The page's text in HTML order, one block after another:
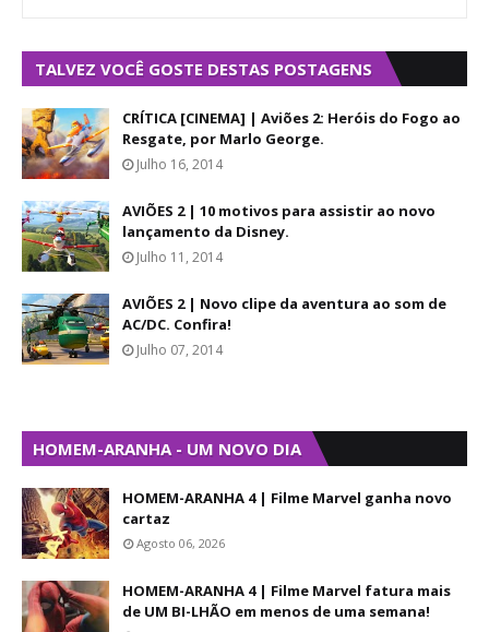
TALVEZ VOCÊ GOSTE DESTAS POSTAGENS
CRÍTICA [CINEMA] | Aviões 2: Heróis do Fogo ao
Resgate, por Marlo George.
Julho 16, 2014
AVIÕES 2 | 10 motivos para assistir ao novo
lançamento da Disney.
Julho 11, 2014
AVIÕES 2 | Novo clipe da aventura ao som de
AC/DC. Confira!
Julho 07, 2014
HOMEM-ARANHA - UM NOVO DIA
HOMEM-ARANHA 4 | Filme Marvel ganha novo
cartaz
Agosto 06, 2026
HOMEM-ARANHA 4 | Filme Marvel fatura mais
de UM BI-LHÃO em menos de uma semana!